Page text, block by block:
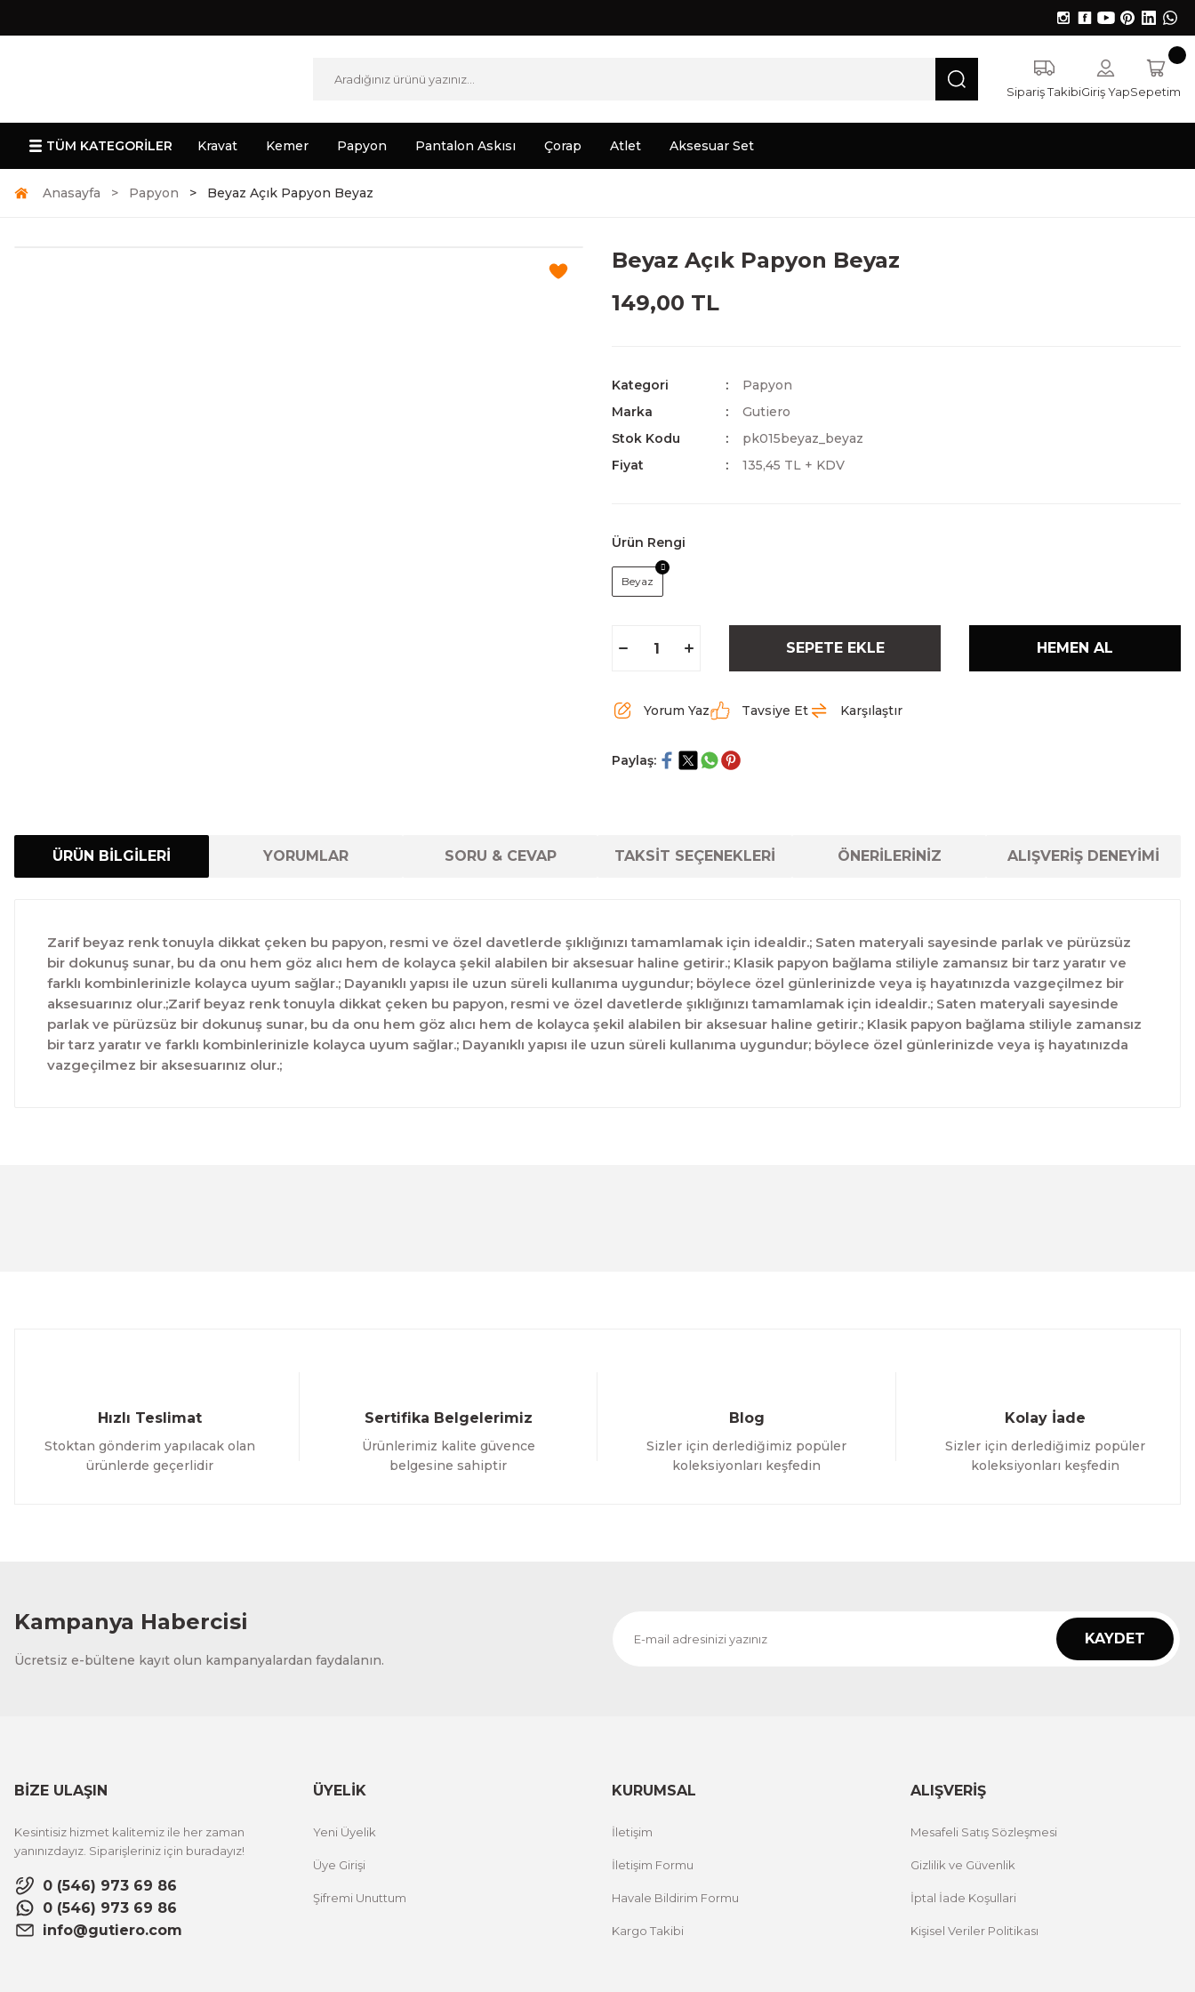
Sipariş TakibiGiriş YapSepetim
TÜM KATEGORİLER Kravat Kemer Papyon Pantalon Askısı Çorap Atlet Aksesuar Set
Anasayfa Papyon Beyaz Açık Papyon Beyaz
Beyaz Açık Papyon Beyaz
149,00 TL
Kategori
Papyon
Marka
Gutiero
Stok Kodu
pk015beyaz_beyaz
Fiyat
135,45 TL + KDV
Ürün Rengi
Beyaz
SEPETE EKLE HEMEN AL
Yorum Yaz Tavsiye Et Karşılaştır
Paylaş:
ÜRÜN BİLGİLERİ YORUMLAR SORU & CEVAP TAKSİT SEÇENEKLERİ ÖNERİLERİNİZ ALIŞVERİŞ DENEYİMİ
Zarif beyaz renk tonuyla dikkat çeken bu papyon, resmi ve özel davetlerde şıklığınızı tamamlamak için idealdir.; Saten materyali sayesinde parlak ve pürüzsüz
bir dokunuş sunar, bu da onu hem göz alıcı hem de kolayca şekil alabilen bir aksesuar haline getirir.; Klasik papyon bağlama stiliyle zamansız bir tarz yaratır ve
farklı kombinlerinizle kolayca uyum sağlar.; Dayanıklı yapısı ile uzun süreli kullanıma uygundur; böylece özel günlerinizde veya iş hayatınızda vazgeçilmez bir
aksesuarınız olur.;Zarif beyaz renk tonuyla dikkat çeken bu papyon, resmi ve özel davetlerde şıklığınızı tamamlamak için idealdir.; Saten materyali sayesinde
parlak ve pürüzsüz bir dokunuş sunar, bu da onu hem göz alıcı hem de kolayca şekil alabilen bir aksesuar haline getirir.; Klasik papyon bağlama stiliyle zamansız
bir tarz yaratır ve farklı kombinlerinizle kolayca uyum sağlar.; Dayanıklı yapısı ile uzun süreli kullanıma uygundur; böylece özel günlerinizde veya iş hayatınızda
vazgeçilmez bir aksesuarınız olur.;
Hızlı Teslimat
Stoktan gönderim yapılacak olan
ürünlerde geçerlidir
Sertifika Belgelerimiz
Ürünlerimiz kalite güvence
belgesine sahiptir
Blog
Sizler için derlediğimiz popüler
koleksiyonları keşfedin
Kolay İade
Sizler için derlediğimiz popüler
koleksiyonları keşfedin
Kampanya Habercisi
Ücretsiz e-bültene kayıt olun kampanyalardan faydalanın.
KAYDET
BİZE ULAŞIN
Kesintisiz hizmet kalitemiz ile her zaman
yanınızdayız. Siparişleriniz için buradayız!
0 (546) 973 69 86
0 (546) 973 69 86
info@gutiero.com
ÜYELİK
Yeni Üyelik
Üye Girişi
Şifremi Unuttum
KURUMSAL
İletişim
İletişim Formu
Havale Bildirim Formu
Kargo Takibi
ALIŞVERİŞ
Mesafeli Satış Sözleşmesi
Gizlilik ve Güvenlik
İptal İade Koşullari
Kişisel Veriler Politikası